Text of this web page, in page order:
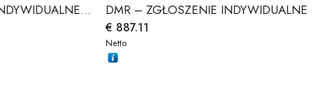
DMR – ZGŁOSZENIE INDYWIDUALNE W DODATKOWEJ KATEGORII DMR – ZGŁOSZENIE INDYWIDUALNE
€ 887.11
Netto